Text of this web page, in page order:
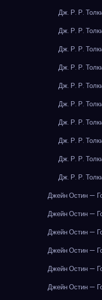
Дж. Р. Р.
Дж. Р. Р.
Дж. Р. Р.
Дж. Р. Р.
Дж. Р. Р.
Дж. Р. Р.
Дж. Р. Р.
Дж. Р. Р.
Дж. Р. Р.
Дж. Р. Р.
Джейн Остин —
Джейн Остин —
Джейн Остин —
Джейн Остин —
Джейн Остин —
Джейн Остин —